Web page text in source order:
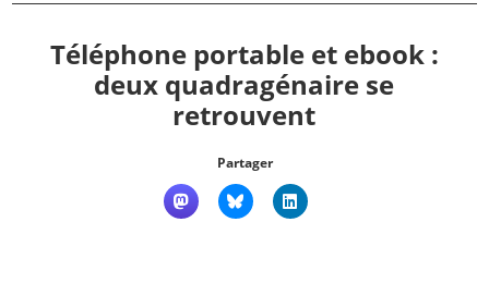
Téléphone portable et ebook :
deux quadragénaire se
retrouvent
Partager